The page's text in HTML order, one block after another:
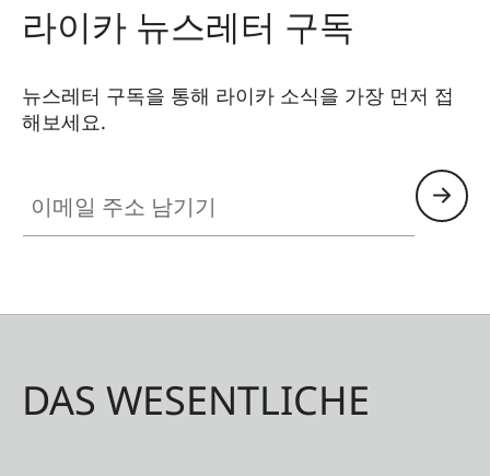
라이카 뉴스레터 구독
뉴스레터 구독을 통해 라이카 소식을 가장 먼저 접
해보세요.
DAS WESENTLICHE